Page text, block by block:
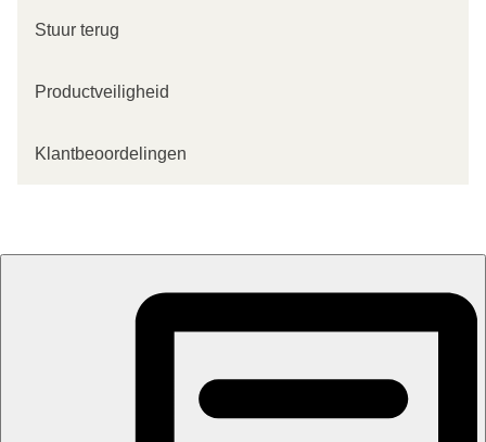
Stuur terug
Productveiligheid
Klantbeoordelingen